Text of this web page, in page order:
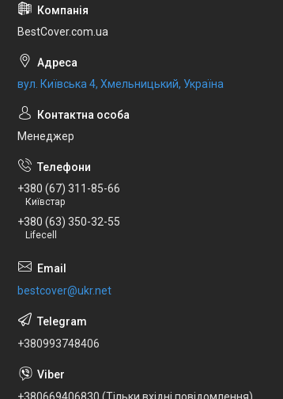
BestCover.com.ua
вул. Київська 4, Хмельницький, Україна
Менеджер
+380 (67) 311-85-66
Київстар
+380 (63) 350-32-55
Lifecell
bestcover@ukr.net
+380993748406
+380669406830 (Тільки вхідні повідомлення)